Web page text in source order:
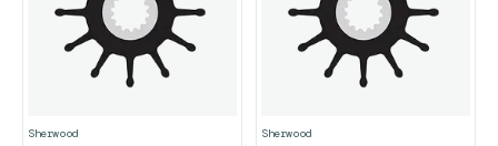
Sherwood Sherwood